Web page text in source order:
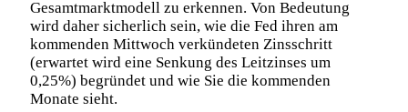
Gesamtmarktmodell zu erkennen. Von Bedeutung
wird daher sicherlich sein, wie die Fed ihren am
kommenden Mittwoch verkündeten Zinsschritt
(erwartet wird eine Senkung des Leitzinses um
0,25%) begründet und wie Sie die kommenden
Monate sieht.